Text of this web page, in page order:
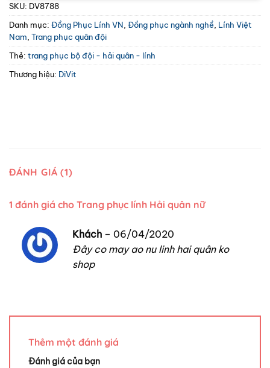
SKU: DV8788
Danh mục: Đồng Phục Lính VN Đồng phục ngành nghề Lính Việt
Nam Trang phục quân đội
Thẻ: trang phục bộ đội - hải quân - lính
Thương hiệu: DiVit
ĐÁNH GIÁ (1)
1 đánh giá cho Trang phục lính Hải quân nữ
Khách – 06/04/2020
Đây co may ao nu linh hai quân ko
shop
Thêm một đánh giá
Đánh giá của bạn